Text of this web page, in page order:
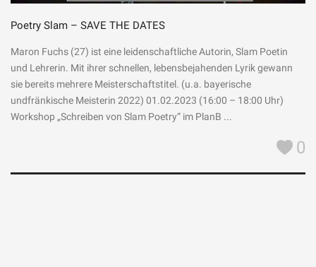
Poetry Slam – SAVE THE DATES
Maron Fuchs (27) ist eine leidenschaftliche Autorin, Slam Poetin
und Lehrerin. Mit ihrer schnellen, lebensbejahenden Lyrik gewann
sie bereits mehrere Meisterschaftstitel. (u.a. bayerische
undfränkische Meisterin 2022) 01.02.2023 (16:00 – 18:00 Uhr)
Workshop „Schreiben von Slam Poetry“ im PlanB ...
0